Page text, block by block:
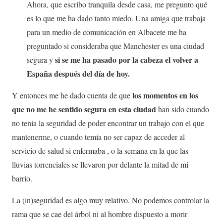
Ahora, que escribo tranquila desde casa, me pregunto qué
es lo que me ha dado tanto miedo. Una amiga que trabaja
para un medio de comunicación en Albacete me ha
preguntado si consideraba que Manchester es una ciudad
segura ysi se me ha pasado por la cabeza el volver a
España después del día de hoy.
Y entonces me he dado cuenta de quelos momentos en los
que no me he sentido segura en esta ciudadhan sido cuando
no tenía la seguridad de poder encontrar un trabajo con el que
mantenerme, o cuando temía no ser capaz de acceder al
servicio de salud si enfermaba , o la semana en la que las
lluvias torrenciales se llevaron por delante la mitad de mi
barrio.
La (in)seguridad es algo muy relativo. No podemos controlar la
rama que se cae del árbol ni al hombre dispuesto a morir